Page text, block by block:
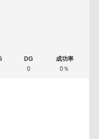
0 0％